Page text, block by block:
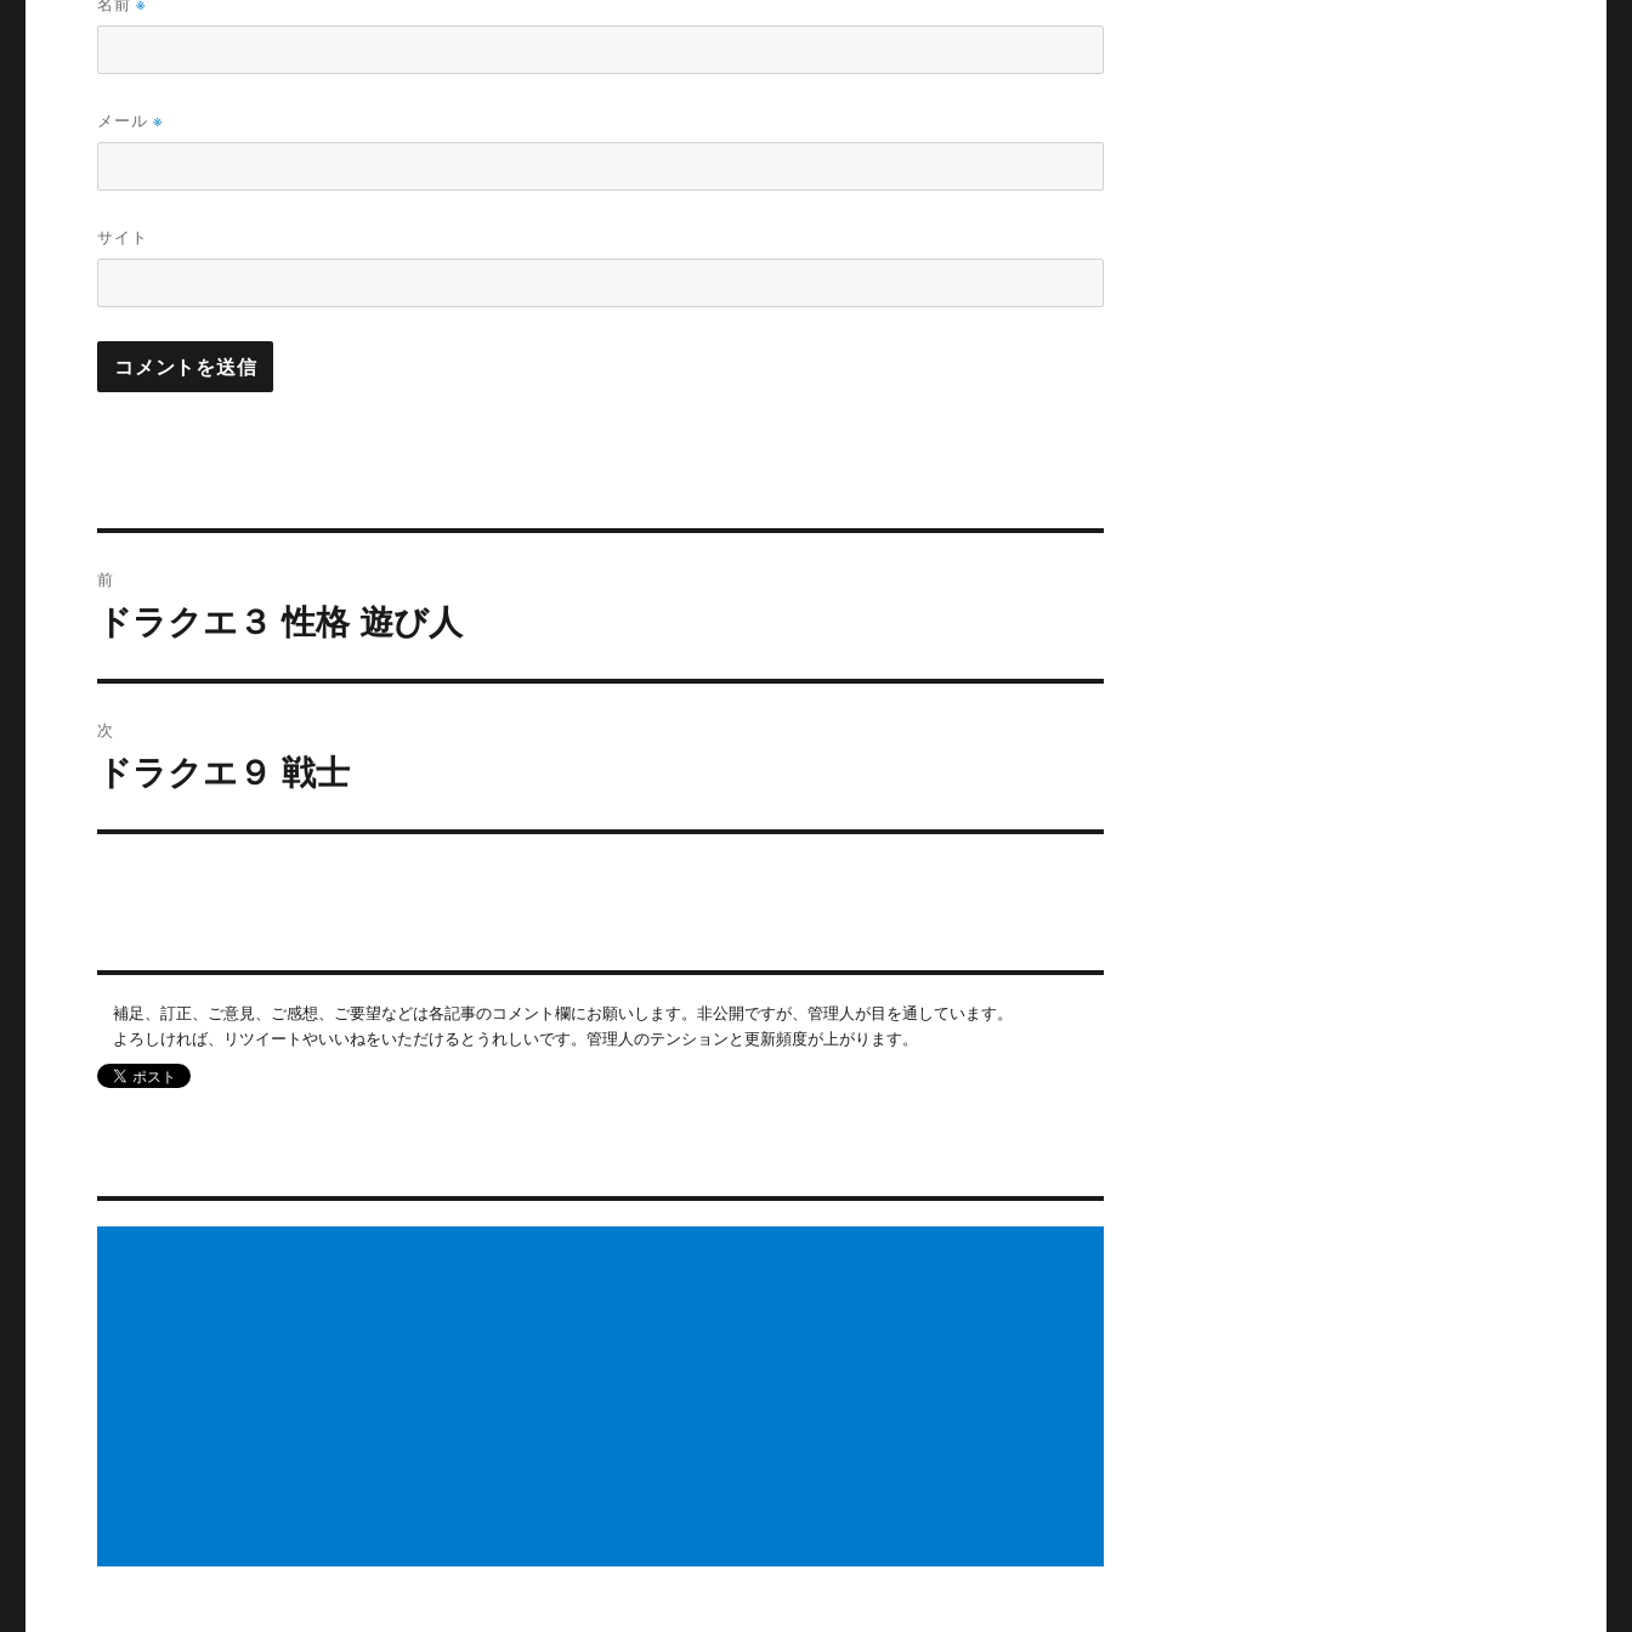
※
メール※
サイト
稿
ゲ
ン
前
前
投
稿:
ドラクエ３ 性格 遊び人
次
次
投
ドラクエ９ 戦士
補足、訂正、ご意見、ご感想、ご要望などは各記事のコメント欄にお願いします。非公開ですが、管理人が目を通しています。
よろしければ、リツイートやいいねをいただけるとうれしいです。管理人のテンションと更新頻度が上がります。